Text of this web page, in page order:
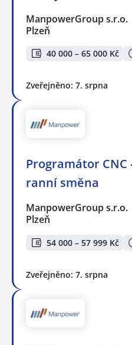
ManpowerGroup s.r.o.
Plzeň
40 000 – 65 000 Kč
Zveřejněno: 7. srpna
Programátor CNC
ranní směna
ManpowerGroup s.r.o.
Plzeň
54 000 – 57 999 Kč
Zveřejněno: 7. srpna